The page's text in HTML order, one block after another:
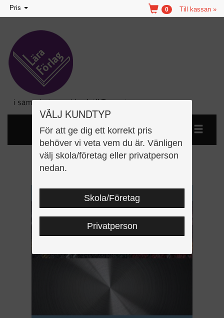
VÄLJ KUNDTYP
För att ge dig ett korrekt pris
behöver vi veta vem du är. Vänligen
välj skola/företag eller privatperson
nedan.
Skola/Företag
Privatperson
Toggle
navigation
Pris Till kassan »
0
Lätt om: Hård och mjuk